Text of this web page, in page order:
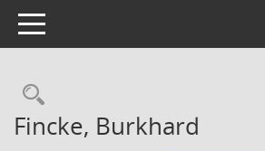
Toggle navigation
Rechercheauswahl
Fincke, Burkhard